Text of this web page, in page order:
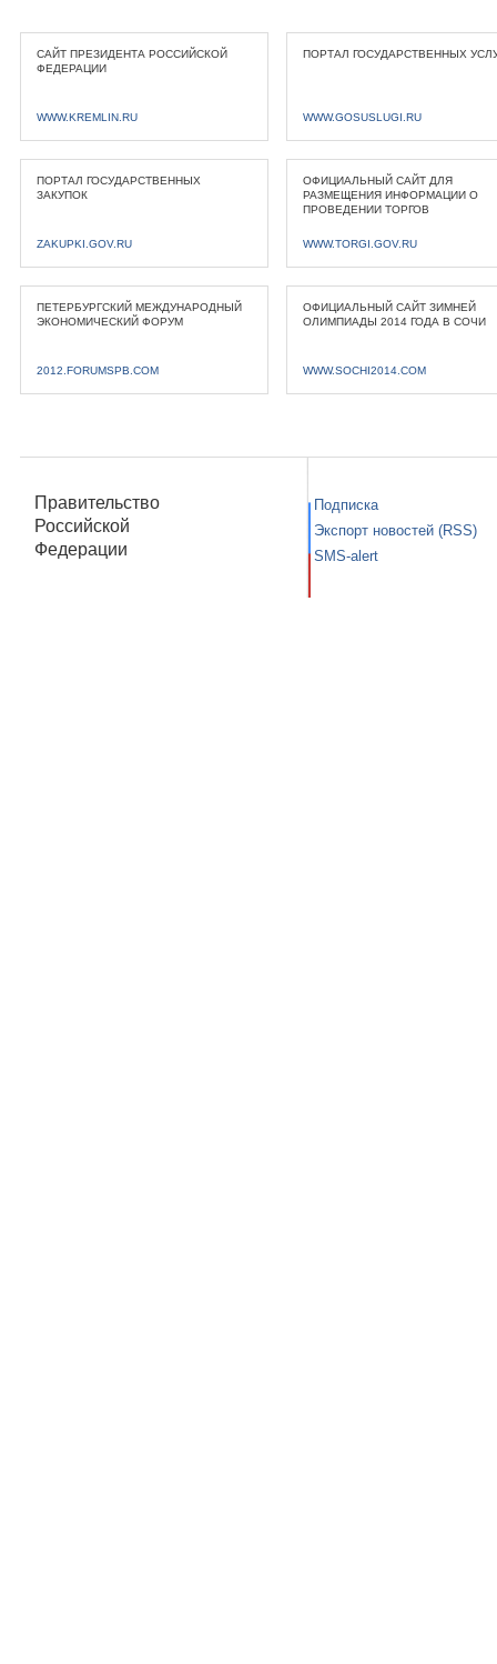
САЙТ ПРЕЗИДЕНТА РОССИЙСКОЙ
ФЕДЕРАЦИИ
WWW.KREMLIN.RU
ПОРТАЛ ГОСУДАРСТВЕННЫХ
WWW.GOSUSLUGI.RU
ПОРТАЛ ГОСУДАРСТВЕННЫХ
ЗАКУПОК
ZAKUPKI.GOV.RU
ОФИЦИАЛЬНЫЙ САЙТ ДЛЯ
РАЗМЕЩЕНИЯ ИНФОРМАЦИИ О
ПРОВЕДЕНИИ ТОРГОВ
WWW.TORGI.GOV.RU
ПЕТЕРБУРГСКИЙ МЕЖДУНАРОДНЫЙ
ЭКОНОМИЧЕСКИЙ ФОРУМ
2012.FORUMSPB.COM
ОФИЦИАЛЬНЫЙ САЙТ ЗИМНЕЙ
ОЛИМПИАДЫ 2014 ГОДА В СОЧИ
WWW.SOCHI2014.COM
Правительство
Российской
Федерации
Подписка
Экспорт новостей (RSS)
SMS-alert